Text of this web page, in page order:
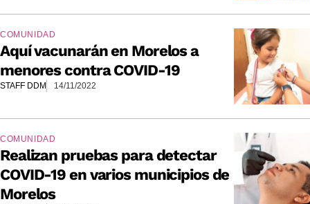
COMUNIDAD
Aquí vacunarán en Morelos a
menores contra COVID-19
STAFF DDM 14/11/2022
COMUNIDAD
Realizan pruebas para detectar
COVID-19 en varios municipios de
Morelos